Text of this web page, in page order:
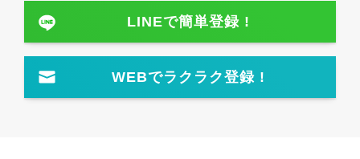
LINEで簡単登録 !
WEBでラクラク登録 !